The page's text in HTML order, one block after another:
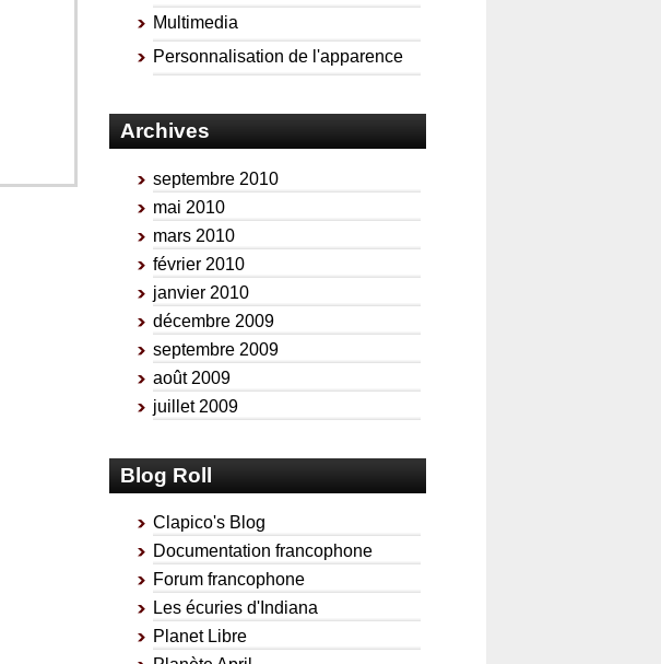
Multimedia
Personnalisation de l'apparence
Archives
septembre 2010
mai 2010
mars 2010
février 2010
janvier 2010
décembre 2009
septembre 2009
août 2009
juillet 2009
Blog Roll
Clapico's Blog
Documentation francophone
Forum francophone
Les écuries d'Indiana
Planet Libre